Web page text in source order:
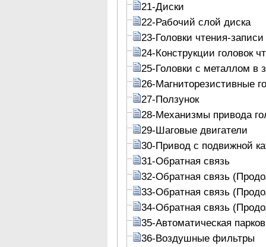
21-Диски
22-Рабочий слой диска
23-Головки чтения-записи
24-Конструкции головок
25-Головки с металлом в
26-Магниторезистивные
27-Ползунок
28-Механизмы привода
29-Шаговые двигатели
30-Привод с подвижной
31-Обратная связь
32-Обратная связь
33-Обратная связь
34-Обратная связь
35-Автоматическая
36-Воздушные фильтры